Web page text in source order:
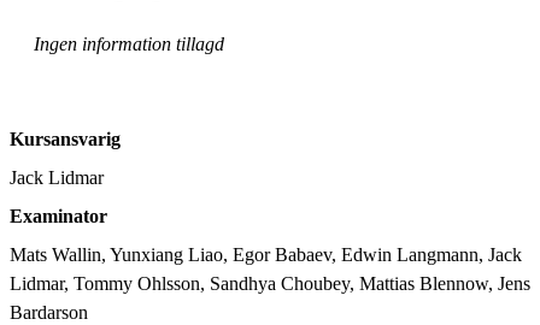
Ingen information tillagd
Kursansvarig
Jack Lidmar
Examinator
Mats Wallin, Yunxiang Liao, Egor Babaev, Edwin Langmann, Jack
Lidmar, Tommy Ohlsson, Sandhya Choubey, Mattias Blennow, Jens
Bardarson